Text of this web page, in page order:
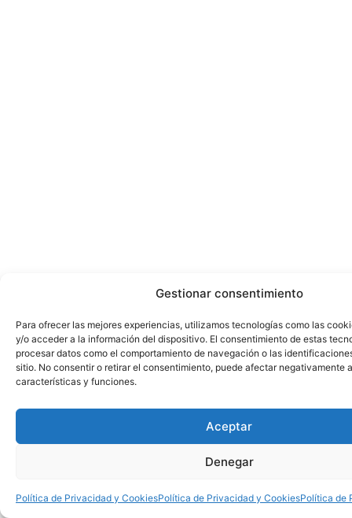
Gestionar consentimiento
Para ofrecer las mejores experiencias, utilizamos tecnologías como las
y/o acceder a la información del dispositivo. El consentimiento de estas
procesar datos como el comportamiento de navegación o las
sitio. No consentir o retirar el consentimiento, puede afectar negativamente
características y funciones.
Aceptar
Denegar
Política de Privacidad y CookiesPolítica de Privacidad y CookiesPolítica de